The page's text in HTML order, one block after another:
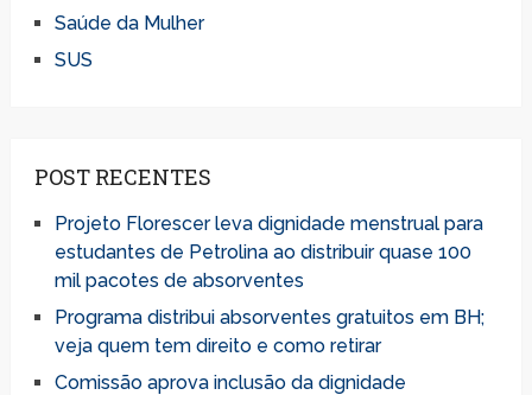
Saúde da Mulher
SUS
POST RECENTES
Projeto Florescer leva dignidade menstrual para
estudantes de Petrolina ao distribuir quase 100
mil pacotes de absorventes
Programa distribui absorventes gratuitos em BH;
veja quem tem direito e como retirar
Comissão aprova inclusão da dignidade